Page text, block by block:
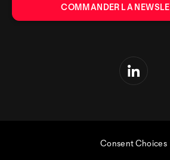
Consent Choices